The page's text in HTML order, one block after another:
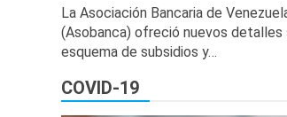
La Asociación Bancaria de
(Asobanca) ofreció nuevos detalles
esquema de subsidios y…
COVID-19